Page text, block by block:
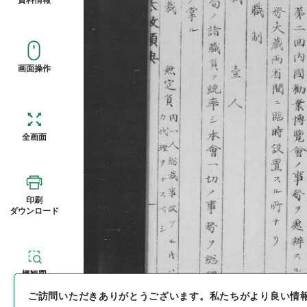
画面操作
全画面
印刷
ダウンロード
概観図
ご訪問いただきありがとうございます。 私たちがより良い情